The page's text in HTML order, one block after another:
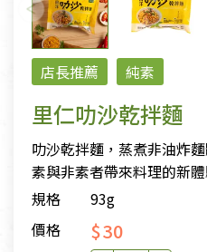
店長推薦 純素
里仁叻沙乾拌麵
叻沙乾拌麵，蒸煮非油炸
素與非素者帶來料理的新體
規格
93g
價格
$30